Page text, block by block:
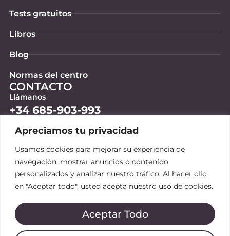
Apreciamos tu privacidad
Usamos cookies para mejorar su experiencia de
navegación, mostrar anuncios o contenido
personalizados y analizar nuestro tráfico. Al hacer clic
en "Aceptar todo", usted acepta nuestro uso de cookies.
Aceptar Todo
Tests gratuitos
Libros
Blog
Normas del centro
CONTACTO
Llámanos
+34 685-903-993
info@vcteam.es
Búscanos en redes